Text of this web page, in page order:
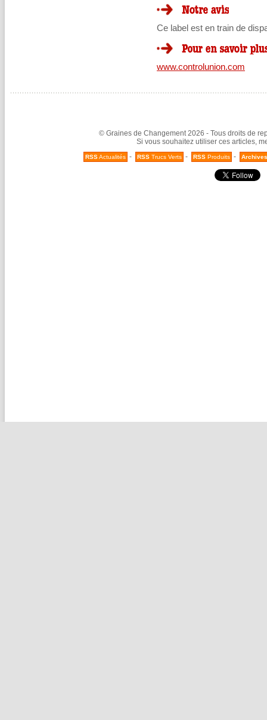
Ce label est en train de
www.controlunion.com
© Graines de Changement 2026 - Tous droits de
Si vous souhaitez utiliser ces articles,
RSSActualités - RSS Trucs Verts - RSS Produits - Archives